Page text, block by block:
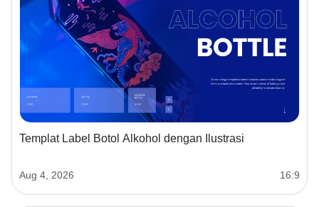
Templat Label Botol Alkohol dengan Ilustrasi
Aug 4, 2026 16:9